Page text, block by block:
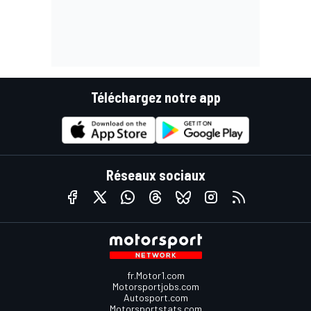
Téléchargez notre app
Réseaux sociaux
fr.Motor1.com
Motorsportjobs.com
Autosport.com
Motorsportstats.com